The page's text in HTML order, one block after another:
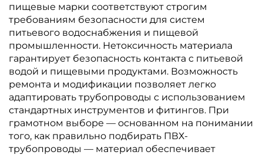
пищевые марки соответствуют строгим
требованиям безопасности для систем
питьевого водоснабжения и пищевой
промышленности. Нетоксичность материала
гарантирует безопасность контакта с питьевой
водой и пищевыми продуктами. Возможность
ремонта и модификации позволяет легко
адаптировать трубопроводы с использованием
стандартных инструментов и фитингов. При
грамотном выборе — основанном на понимании
того, как правильно подбирать ПВХ-
трубопроводы — материал обеспечивает